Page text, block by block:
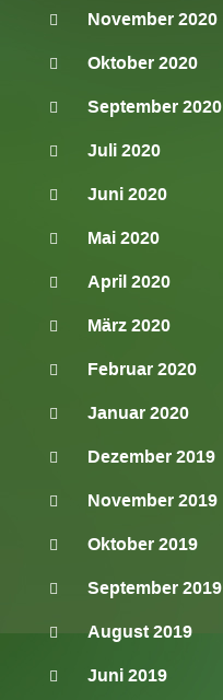
November 2020
Oktober 2020
September 2020
Juli 2020
Juni 2020
Mai 2020
April 2020
März 2020
Februar 2020
Januar 2020
Dezember 2019
November 2019
Oktober 2019
September 2019
August 2019
Juni 2019